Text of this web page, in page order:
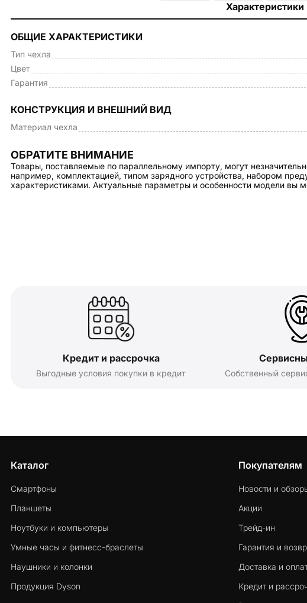
Характеристики
ОБЩИЕ ХАРАКТЕРИСТИКИ
Тип чехла
Цвет
Гарантия
КОНСТРУКЦИЯ И ВНЕШНИЙ ВИД
Материал чехла
ОБРАТИТЕ ВНИМАНИЕ
Товары, поставляемые по параллельному импорту, могут
например, комплектацией, типом зарядного устройства, набором
характеристиками. Актуальные параметры и особенности модели вы
Кредит и рассрочка
Выгодные условия покупки в кредит Собственный
Каталог
Смартфоны
Планшеты
Ноутбуки и компьютеры
Умные часы и фитнесс-браслеты
Наушники и колонки
Продукция Dyson
Покупателям
Новости и
Акции
Трейд-ин
Гарантия и
Доставка и
Кредит и